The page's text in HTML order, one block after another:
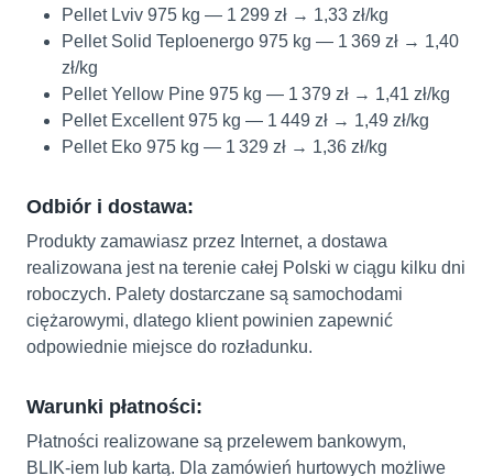
Pellet Lviv 975 kg — 1 299 zł → 1,33 zł/kg
Pellet Solid Teploenergo 975 kg — 1 369 zł → 1,40
zł/kg
Pellet Yellow Pine 975 kg — 1 379 zł → 1,41 zł/kg
Pellet Excellent 975 kg — 1 449 zł → 1,49 zł/kg
Pellet Eko 975 kg — 1 329 zł → 1,36 zł/kg
Odbiór i dostawa:
Produkty zamawiasz przez Internet, a dostawa
realizowana jest na terenie całej Polski w ciągu kilku dni
roboczych. Palety dostarczane są samochodami
ciężarowymi, dlatego klient powinien zapewnić
odpowiednie miejsce do rozładunku.
Warunki płatności:
Płatności realizowane są przelewem bankowym,
BLIK‑iem lub kartą. Dla zamówień hurtowych możliwe